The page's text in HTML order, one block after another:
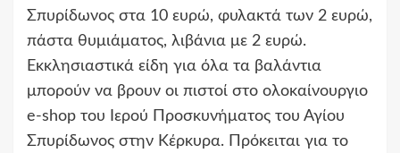
Σπυρίδωνος στα 10 ευρώ, φυλακτά των 2 ευρώ,
πάστα θυμιάματος, λιβάνια με 2 ευρώ.
Εκκλησιαστικά είδη για όλα τα βαλάντια
μπορούν να βρουν οι πιστοί στο ολοκαίνουργιο
e-shop του Ιερού Προσκυνήματος του Αγίου
Σπυρίδωνος στην Κέρκυρα. Πρόκειται για το